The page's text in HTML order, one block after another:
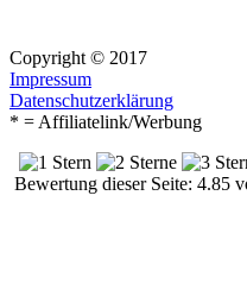
Copyright © 2017
Impressum
Datenschutzerklärung
* = Affiliatelink/Werbung
Bewertung dieser Seite: 4.85